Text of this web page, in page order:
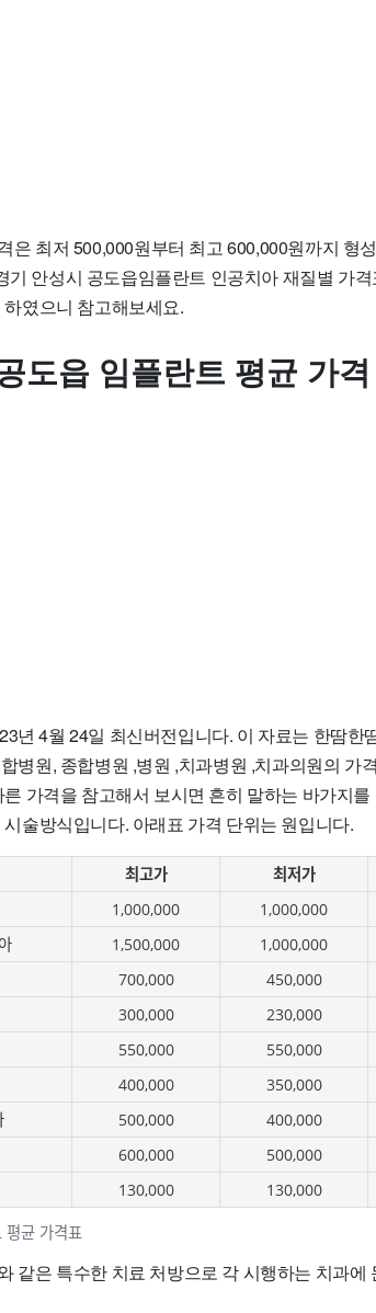
은 최저 500,000원부터 최고 600,000원까지 형
기 안성시 공도읍임플란트 인공치아 재질별 가
였으니 참고해보세요.
도읍 임플란트 평균 가격
년 4월 24일 최신버전입니다. 이 자료는 한땀한
병원, 종합병원 ,병원 ,치과병원 ,치과의원의 가
가격을 참고해서 보시면 흔히 말하는 바가지
술방식입니다. 아래표 가격 단위는 원입니다.
평균 가격표
최고가 최저가
1,000,000 1,000,000
1,500,000 1,000,000
700,000 450,000
300,000 230,000
550,000 550,000
400,000 350,000
500,000 400,000
600,000 500,000
130,000 130,000
같은 특수한 치료 처방으로 각 시행하는 치과에